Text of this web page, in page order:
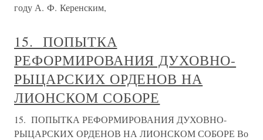
году А. Ф. Керенским,
15. ПОПЫТКА
РЕФОРМИРОВАНИЯ ДУХОВНО-
РЫЦАРСКИХ ОРДЕНОВ НА
ЛИОНСКОМ СОБОРЕ
15. ПОПЫТКА РЕФОРМИРОВАНИЯ ДУХОВНО-
РЫЦАРСКИХ ОРДЕНОВ НА ЛИОНСКОМ СОБОРЕ Во